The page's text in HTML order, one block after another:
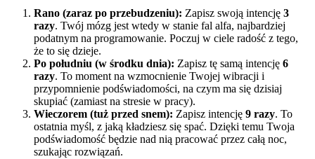
Rano (zaraz po przebudzeniu): Zapisz swoją intencję 3
razy. Twój mózg jest wtedy w stanie fal alfa, najbardziej
podatnym na programowanie. Poczuj w ciele radość z tego,
że to się dzieje.
Po południu (w środku dnia): Zapisz tę samą intencję 6
razy. To moment na wzmocnienie Twojej wibracji i
przypomnienie podświadomości, na czym ma się dzisiaj
skupiać (zamiast na stresie w pracy).
Wieczorem (tuż przed snem): Zapisz intencję 9 razy. To
ostatnia myśl, z jaką kładziesz się spać. Dzięki temu Twoja
podświadomość będzie nad nią pracować przez całą noc,
szukając rozwiązań.